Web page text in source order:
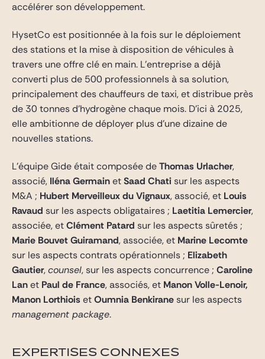
accélérer son développement.
HysetCo est positionnée à la fois sur le déploiement
des stations et la mise à disposition de véhicules à
travers une offre clé en main. L’entreprise a déjà
converti plus de 500 professionnels à sa solution,
principalement des chauffeurs de taxi, et distribue près
de 30 tonnes d’hydrogène chaque mois. D’ici à 2025,
elle ambitionne de déployer plus d’une dizaine de
nouvelles stations.
L’équipe Gide était composée deThomas Urlacher,
associé, Iléna GermainetSaad Chati sur les aspects
M&A ; Hubert Merveilleux du Vignaux, associé, et Louis
Ravaud sur les aspects obligataires ; Laetitia Lemercier,
associée, etClément Patard sur les aspects sûretés ;
Marie Bouvet Guiramand, associée, et Marine Lecomte
sur les aspects contrats opérationnels ; Elizabeth
Gautier,counsel, sur les aspects concurrence ; Caroline
Lanet Paul de France, associés, et Manon Volle-Lenoir,
Manon Lorthiois etOumnia Benkiranesur les aspects
management package.
EXPERTISES CONNEXES